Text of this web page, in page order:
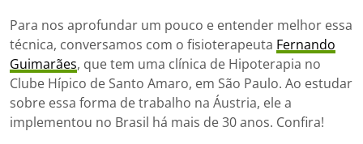
Para nos aprofundar um pouco e entender melhor essa
técnica, conversamos com o fisioterapeuta Fernando
Guimarães, que tem uma clínica de Hipoterapia no
Clube Hípico de Santo Amaro, em São Paulo. Ao estudar
sobre essa forma de trabalho na Áustria, ele a
implementou no Brasil há mais de 30 anos. Confira!